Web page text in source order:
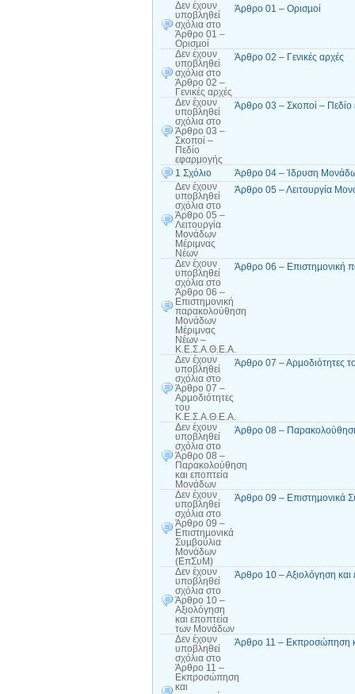
Δεν έχουν
υποβληθεί
σχόλια στο
Άρθρο 01 –
Ορισµοί
Άρθρο 01 – Ορισµοί
Δεν έχουν
υποβληθεί
σχόλια στο
Άρθρο 02 –
Γενικές αρχές
Άρθρο 02 – Γενικές αρχές
Δεν έχουν
υποβληθεί
σχόλια στο
Άρθρο 03 –
Σκοποί –
Πεδίο
εφαρμογής
Άρθρο 03 – Σκοποί – Πεδίο
1 Σχόλιο
Άρθρο 04 – Ίδρυση
Δεν έχουν
υποβληθεί
σχόλια στο
Άρθρο 05 –
Λειτουργία
Μονάδων
Μέριμνας
Νέων
Άρθρο 05 – Λειτουργία
Δεν έχουν
υποβληθεί
σχόλια στο
Άρθρο 06 –
Επιστημονική
παρακολούθηση
Μονάδων
Μέριμνας
Νέων –
Κ.Ε.Σ.Α.Θ.Ε.Α.
Άρθρο 06 – Επιστημονική
Δεν έχουν
υποβληθεί
σχόλια στο
Άρθρο 07 –
Αρµοδιότητες
του
Κ.Ε.Σ.Α.Θ.Ε.Α.
Άρθρο 07 – Αρµοδιότητες
Δεν έχουν
υποβληθεί
σχόλια στο
Άρθρο 08 –
Παρακολούθηση
και εποπτεία
Μονάδων
Άρθρο 08 –
Δεν έχουν
υποβληθεί
σχόλια στο
Άρθρο 09 –
Επιστηµονικά
Συµβούλια
Μονάδων
(ΕπΣυΜ)
Άρθρο 09 – Επιστηµονικά
Δεν έχουν
υποβληθεί
σχόλια στο
Άρθρο 10 –
Αξιολόγηση
και εποπτεία
των Μονάδων
Άρθρο 10 – Αξιολόγηση
Δεν έχουν
υποβληθεί
σχόλια στο
Άρθρο 11 –
Εκπροσώπηση
και
Άρθρο 11 – Εκπροσώπηση